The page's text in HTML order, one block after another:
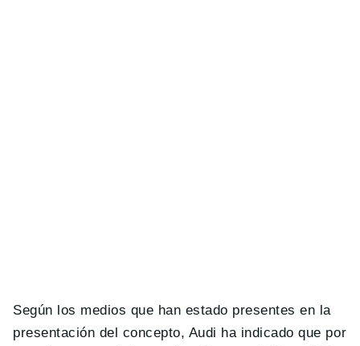
Según los medios que han estado presentes en la
presentación del concepto, Audi ha indicado que por